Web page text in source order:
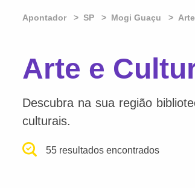
Apontador SP Mogi Guaçu
Arte e
Descubra na sua região
culturais.
55 resultados encontrados